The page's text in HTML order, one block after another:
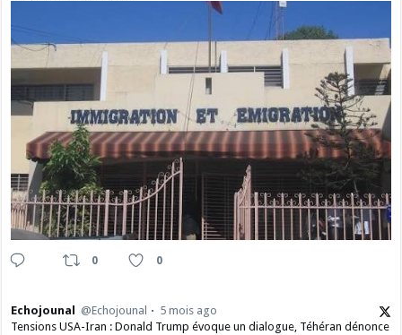
0 0
Echojounal @Echojounal
5 mois ago
Tensions USA-Iran : Donald Trump évoque un dialogue, Téhéran dénonce